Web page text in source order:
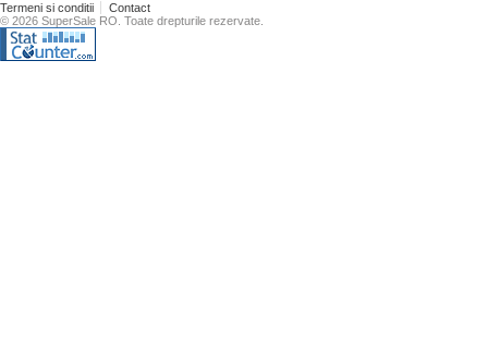
Termeni si conditii
Contact
© 2026 SuperSale RO. Toate drepturile rezervate.